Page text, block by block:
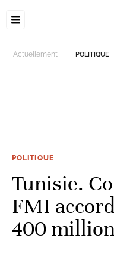
Actuellement POLITIQUE
POLITIQUE
Tunisie.
FMI
400